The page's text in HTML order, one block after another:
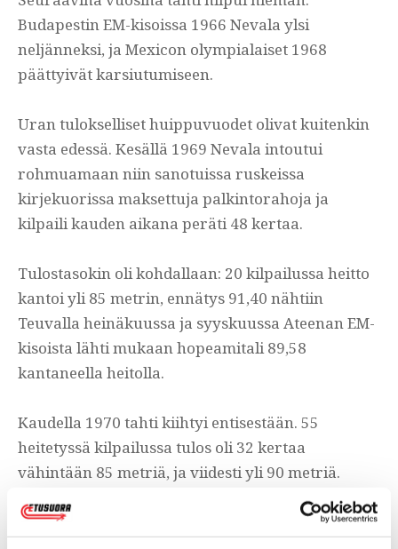
Budapestin EM-kisoissa 1966 Nevala ylsi
neljänneksi, ja Mexicon olympialaiset 1968
päättyivät karsiutumiseen.
Uran tulokselliset huippuvuodet olivat kuitenkin
vasta edessä. Kesällä 1969 Nevala intoutui
rohmuamaan niin sanotuissa ruskeissa
kirjekuorissa maksettuja palkintorahoja ja
kilpaili kauden aikana peräti 48 kertaa.
Tulostasokin oli kohdallaan: 20 kilpailussa heitto
kantoi yli 85 metrin, ennätys 91,40 nähtiin
Teuvalla heinäkuussa ja syyskuussa Ateenan EM-
kisoista lähti mukaan hopeamitali 89,58
kantaneella heitolla.
Kaudella 1970 tahti kiihtyi entisestään. 55
heitetyssä kilpailussa tulos oli 32 kertaa
vähintään 85 metriä, ja viidesti yli 90 metriä.
Ennätyskaari 92,64 syntyi syyskuussa Helsingin
olympiastadionilla. Yleisurheilun raamatuksi